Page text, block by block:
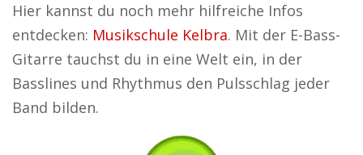
Hier kannst du noch mehr hilfreiche Infos
entdecken: Musikschule Kelbra. Mit der E-Bass-
Gitarre tauchst du in eine Welt ein, in der
Basslines und Rhythmus den Pulsschlag jeder
Band bilden.